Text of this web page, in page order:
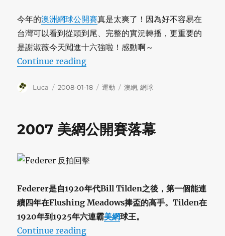
今年的澳洲網球公開賽真是太爽了！因為好不容易在
台灣可以看到從頭到尾、完整的實況轉播，更重要的
是謝淑薇今天闖進十六強啦！感動啊～
Continue reading“2008 澳網 開打，謝淑薇 大驚奇”
Author
Luca
Posted
2008-01-18 Categories
運動 Tags
澳網,網球
2007 美網公開賽落幕
Federer是自1920年代Bill Tilden之後，第一個能連
續四年在Flushing Meadows捧盃的高手。Tilden在
1920年到1925年六連霸美網球王。
Continue reading“2007 美網公開賽落幕”